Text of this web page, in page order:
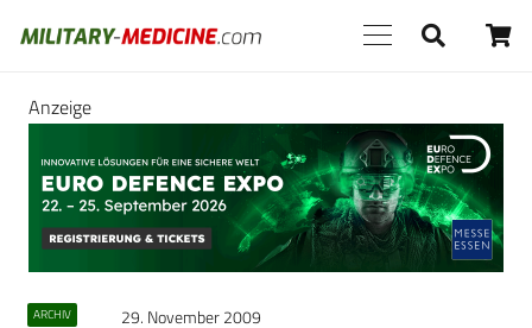
Anzeige
ARCHIV 29. November 2009